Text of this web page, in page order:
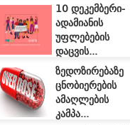
10 დეკემბერი-
ადამიანის
უფლებების
დაცვის...
ზედოზირებაზე
ცნობიერების
ამაღლების
კამპა...